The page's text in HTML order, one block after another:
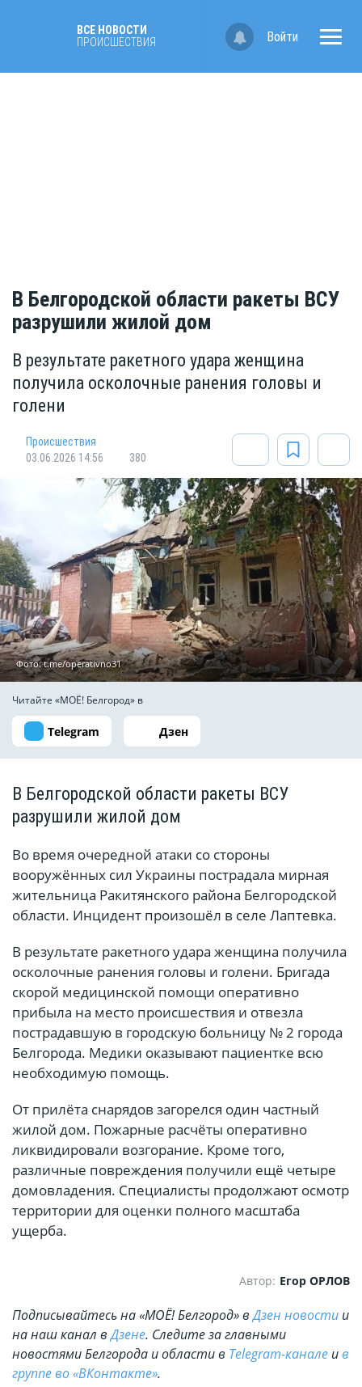
ВСЕ НОВОСТИ
ПРОИСШЕСТВИЯ
Войти
В Белгородской области ракеты ВСУ
разрушили жилой дом
В результате ракетного удара женщина
получила осколочные ранения головы и
голени
Происшествия
03.06.2026 14:56
380
Фото: t.me/operativno31
Читайте «МОЁ! Белгород» в
Telegram Дзен
В Белгородской области ракеты ВСУ
разрушили жилой дом
Во время очередной атаки со стороны
вооружённых сил Украины пострадала мирная
жительница Ракитянского района Белгородской
области. Инцидент произошёл в селе Лаптевка.
В результате ракетного удара женщина получила
осколочные ранения головы и голени. Бригада
скорой медицинской помощи оперативно
прибыла на место происшествия и отвезла
пострадавшую в городскую больницу № 2 города
Белгорода. Медики оказывают пациентке всю
необходимую помощь.
От прилёта снарядов загорелся один частный
жилой дом. Пожарные расчёты оперативно
ликвидировали возгорание. Кроме того,
различные повреждения получили ещё четыре
домовладения. Специалисты продолжают осмотр
территории для оценки полного масштаба
ущерба.
Автор: Егор ОРЛОВ
Подписывайтесь на «МОЁ! Белгород» вДзен новости и
на наш канал вДзене. Cледите за главными
новостями Белгорода и области в Telegram-канале ив
группе во «ВКонтакте».